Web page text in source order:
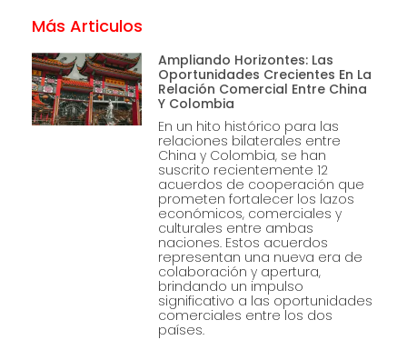
Más Articulos
Ampliando Horizontes: Las
Oportunidades Crecientes En La
Relación Comercial Entre China
Y Colombia
En un hito histórico para las
relaciones bilaterales entre
China y Colombia, se han
suscrito recientemente 12
acuerdos de cooperación que
prometen fortalecer los lazos
económicos, comerciales y
culturales entre ambas
naciones. Estos acuerdos
representan una nueva era de
colaboración y apertura,
brindando un impulso
significativo a las oportunidades
comerciales entre los dos
países.